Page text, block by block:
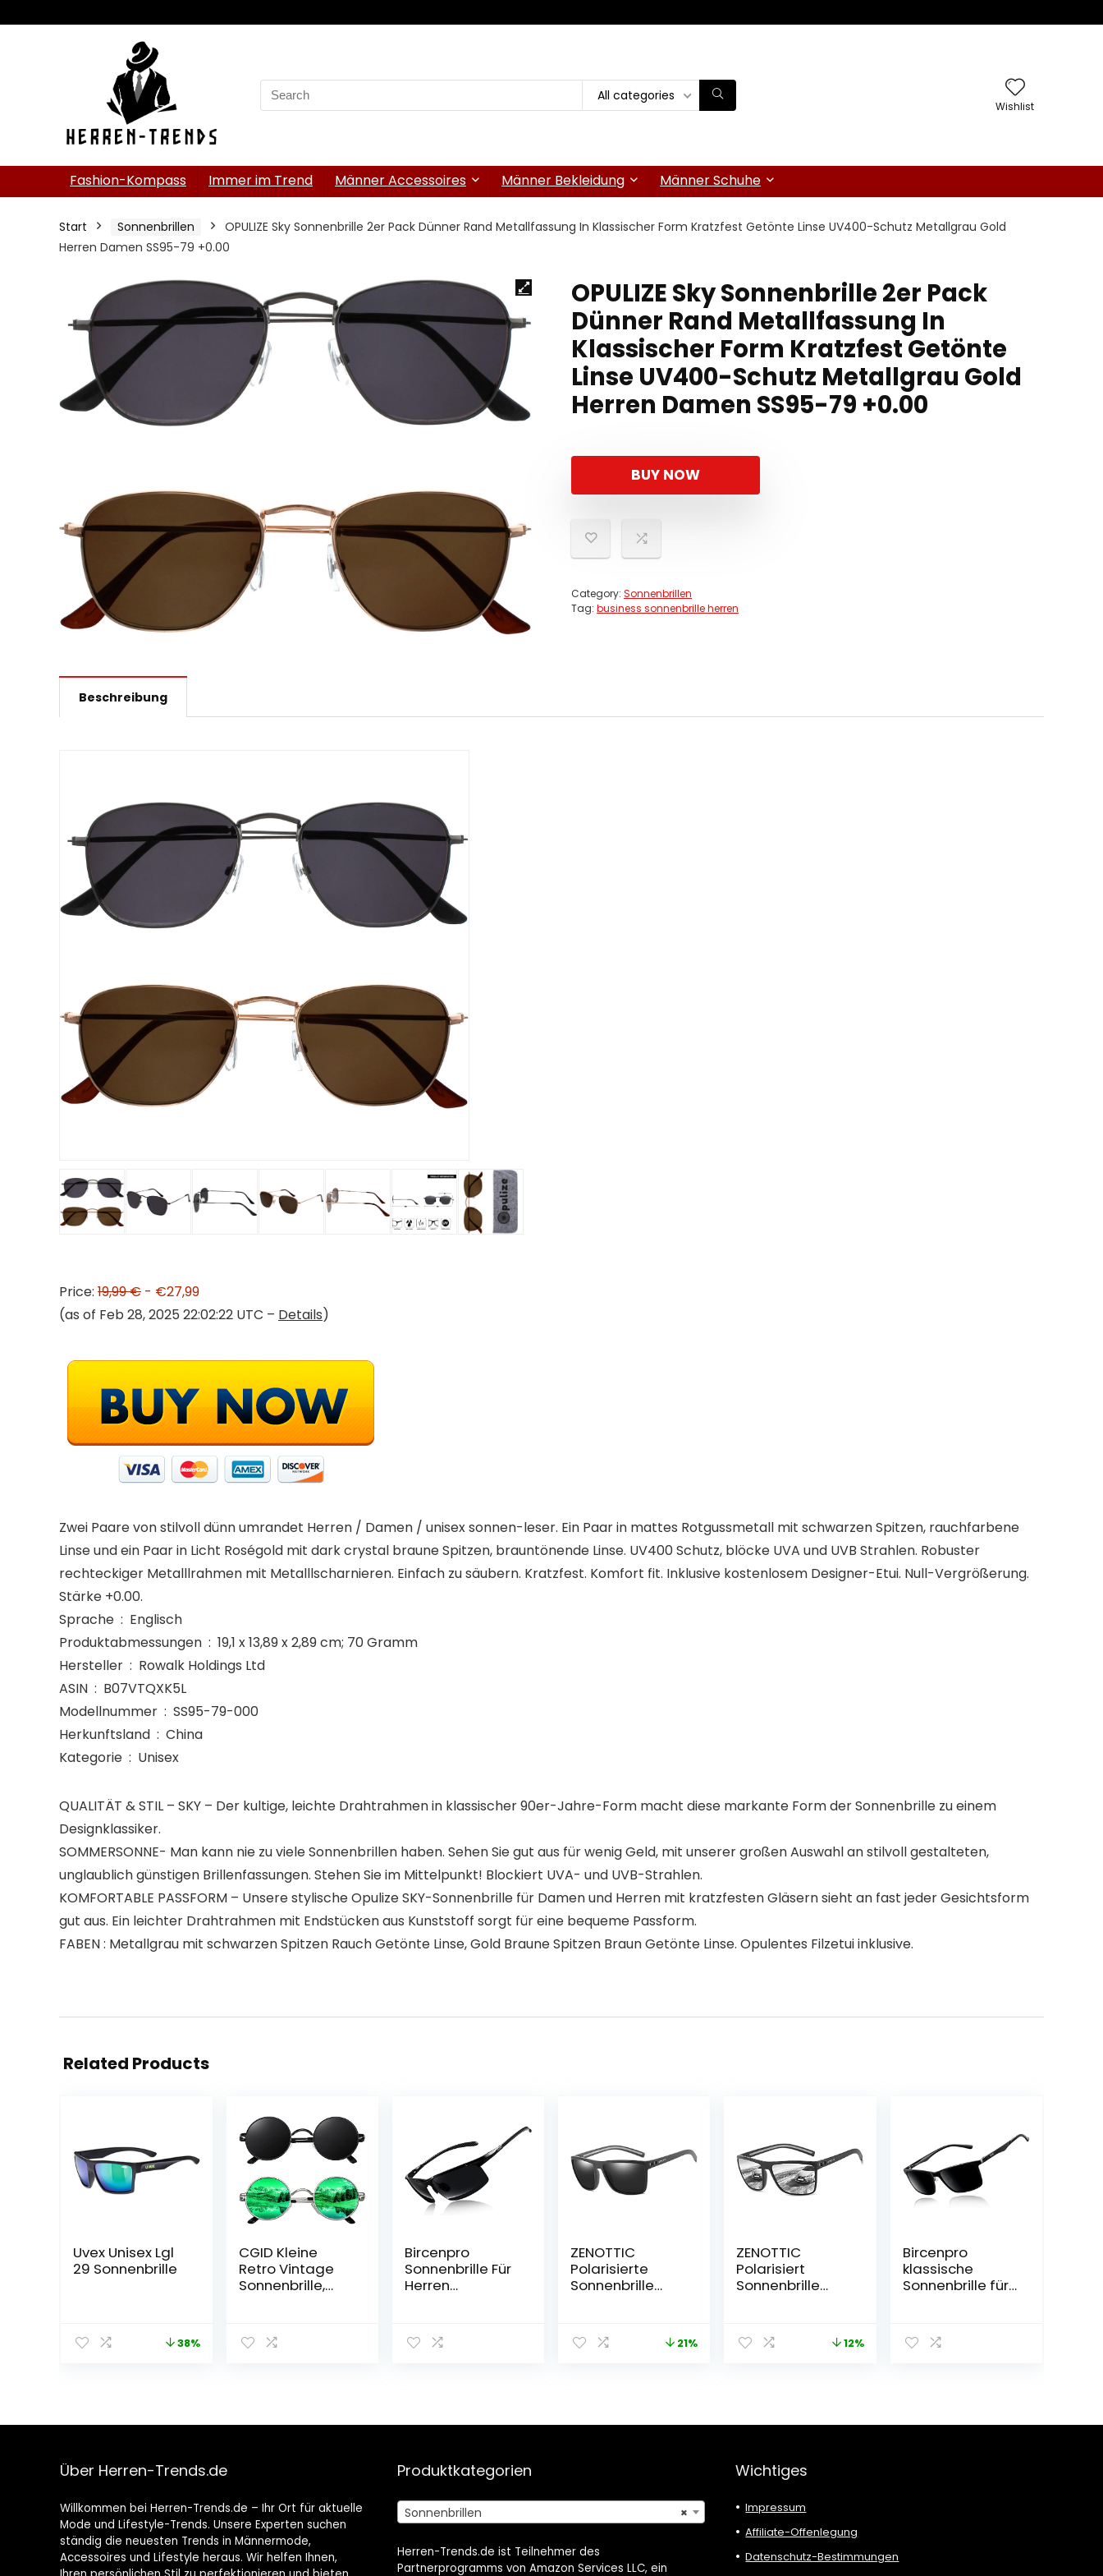
Search
for:
All categories
Wishlist
Fashion-Kompass Immer im Trend Männer Accessoires Männer Bekleidung Männer Schuhe
Start Sonnenbrillen
OPULIZE Sky Sonnenbrille 2er Pack Dünner Rand Metallfassung In Klassischer Form Kratzfest Getönte Linse UV400-Schutz Metallgrau Gold
Herren Damen SS95-79 +0.00
OPULIZE Sky Sonnenbrille 2er Pack
Dünner Rand Metallfassung In
Klassischer Form Kratzfest Getönte
Linse UV400-Schutz Metallgrau Gold
Herren Damen SS95-79 +0.00
BUY NOW
Category: Sonnenbrillen
Tag: business sonnenbrille herren
Beschreibung
Price: 19,99 € - €27,99
(as of Feb 28, 2025 22:02:22 UTC – Details)
Zwei Paare von stilvoll dünn umrandet Herren / Damen / unisex sonnen-leser. Ein Paar in mattes Rotgussmetall mit schwarzen Spitzen, rauchfarbene
Linse und ein Paar in Licht Roségold mit dark crystal braune Spitzen, brauntönende Linse. UV400 Schutz, blöcke UVA und UVB Strahlen. Robuster
rechteckiger Metalllrahmen mit Metalllscharnieren. Einfach zu säubern. Kratzfest. Komfort fit. Inklusive kostenlosem Designer-Etui. Null-Vergrößerung.
Stärke +0.00.
Sprache ‏ : ‎ Englisch
Produktabmessungen ‏ : ‎ 19,1 x 13,89 x 2,89 cm; 70 Gramm
Hersteller ‏ : ‎ Rowalk Holdings Ltd
ASIN ‏ : ‎ B07VTQXK5L
Modellnummer ‏ : ‎ SS95-79-000
Herkunftsland ‏ : ‎ China
Kategorie ‏ : ‎ Unisex
QUALITÄT & STIL – SKY – Der kultige, leichte Drahtrahmen in klassischer 90er-Jahre-Form macht diese markante Form der Sonnenbrille zu einem
Designklassiker.
SOMMERSONNE- Man kann nie zu viele Sonnenbrillen haben. Sehen Sie gut aus für wenig Geld, mit unserer großen Auswahl an stilvoll gestalteten,
unglaublich günstigen Brillenfassungen. Stehen Sie im Mittelpunkt! Blockiert UVA- und UVB-Strahlen.
KOMFORTABLE PASSFORM – Unsere stylische Opulize SKY-Sonnenbrille für Damen und Herren mit kratzfesten Gläsern sieht an fast jeder Gesichtsform
gut aus. Ein leichter Drahtrahmen mit Endstücken aus Kunststoff sorgt für eine bequeme Passform.
FABEN : Metallgrau mit schwarzen Spitzen Rauch Getönte Linse, Gold Braune Spitzen Braun Getönte Linse. Opulentes Filzetui inklusive.
Related Products
Uvex Unisex Lgl
29 Sonnenbrille
38%
CGID Kleine
Retro Vintage
Sonnenbrille,
polarisiert mit
rundem
Bircenpro
Sonnenbrille Für
Herren
Kohlefaser
Temple
ZENOTTIC
Polarisierte
Sonnenbrille
UV400 Schutz
Quadrat
21%
ZENOTTIC
Polarisiert
Sonnenbrille
UV400 Schutz
Quadrat
12%
Bircenpro
klassische
Sonnenbrille für
Schutz Modische
Sonnenbrille
Über Herren-Trends.de
Willkommen bei Herren-Trends.de – Ihr Ort für aktuelle
Mode und Lifestyle-Trends. Unsere Experten suchen
ständig die neuesten Trends in Männermode,
Accessoires und Lifestyle heraus. Wir helfen Ihnen,
Produktkategorien
×
Sonnenbrillen
Herren-Trends.de ist Teilnehmer des
Partnerprogramms von Amazon Services LLC, ein
Wichtiges
Impressum
Affiliate-Offenlegung
Datenschutz-Bestimmungen